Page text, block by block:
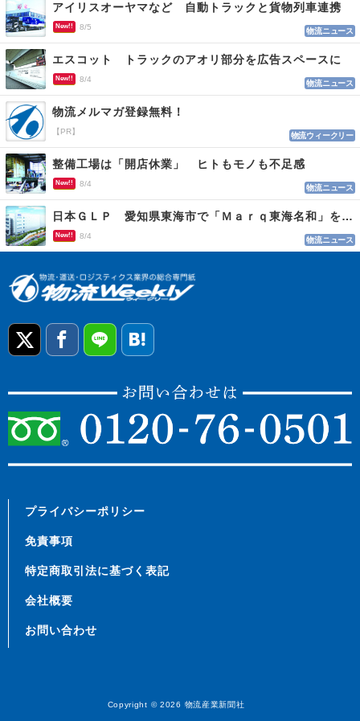
アイリスオーヤマなど 自動トラックと貨物列車連携
New!! 8/5 物流ニュース
エスコット トラックのアオリ部分を広告スペースに
New!! 8/4 物流ニュース
物流メルマガ登録無料！
【PR】 物流ウィークリー
整備工場は「開店休業」 ヒトもモノも不足感
New!! 8/4 物流ニュース
日本ＧＬＰ 愛知県東海市で「Ｍａｒｑ東海名和」を開発
New!! 8/4 物流ニュース
プライバシーポリシー
免責事項
特定商取引法に基づく表記
会社概要
お問い合わせ
Copyright © 2026 物流産業新聞社